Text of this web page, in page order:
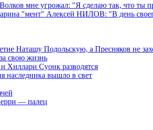
мне угрожал: "Я сделаю так, что ты
"мент" Алексей НИЛОВ: "В день
Наташу Подольскую, а Пресняков не
свою жизнь
Хиллари Суонк разводятся
наследника вышло в свет
— палец